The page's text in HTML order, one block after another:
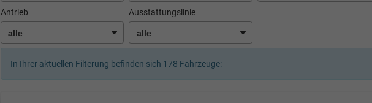
Antrieb Ausstattungslinie
In Ihrer aktuellen Filterung befinden sich 178 Fahrzeuge: